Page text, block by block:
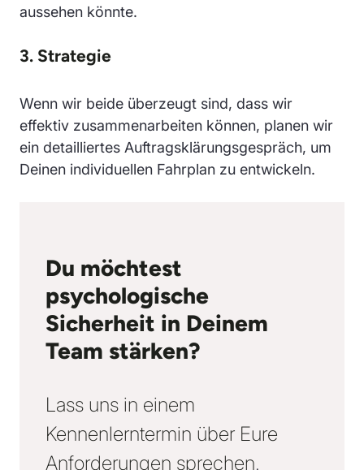
aussehen könnte.
3. Strategie
Wenn wir beide überzeugt sind, dass wir
effektiv zusammenarbeiten können, planen wir
ein detailliertes Auftragsklärungsgespräch, um
Deinen individuellen Fahrplan zu entwickeln.
Du möchtest
psychologische
Sicherheit in Deinem
Team stärken?
Lass uns in einem
Kennenlerntermin über Eure
Anforderungen sprechen.